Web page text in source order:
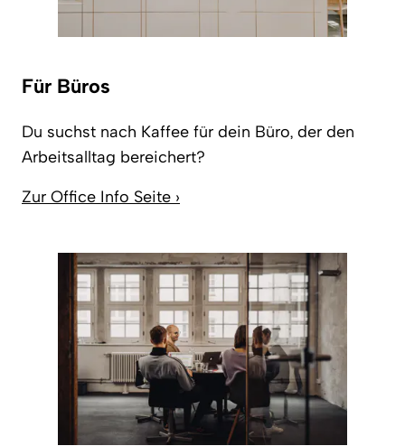
Für Büros
Du suchst nach Kaffee für dein Büro, der den
Arbeitsalltag bereichert?
Zur Office Info Seite ›